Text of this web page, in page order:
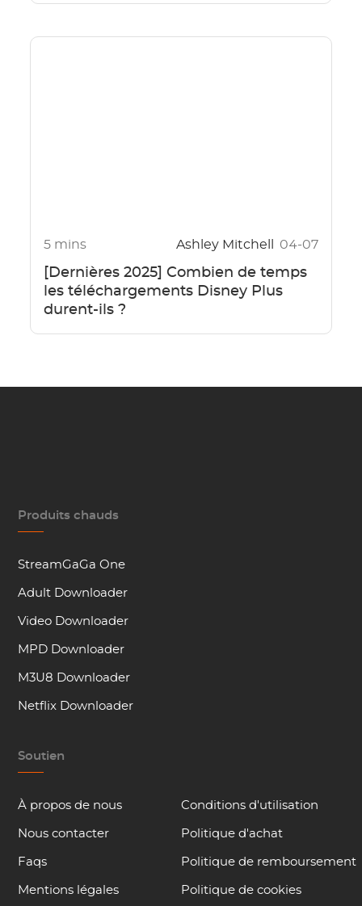
5 mins Ashley Mitchell 04-07
[Dernières 2025] Combien de temps
les téléchargements Disney Plus
durent-ils ?
Produits chauds
StreamGaGa One
Adult Downloader
Video Downloader
MPD Downloader
M3U8 Downloader
Netflix Downloader
Soutien
À propos de nous
Nous contacter
Faqs
Mentions légales
Conditions d'utilisation
Politique d'achat
Politique de remboursement
Politique de cookies